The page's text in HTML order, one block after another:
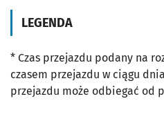
LEGENDA
* Czas przejazdu podany na
czasem przejazdu w ciągu
przejazdu może odbiegać od